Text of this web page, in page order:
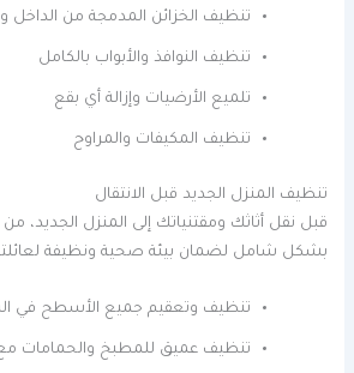
تنظيف الخزائن المدمجة من الداخل
تنظيف النوافذ والأبواب بالكامل
تلميع الأرضيات وإزالة أي بقع
تنظيف المكيفات والمراوح
تنظيف المنزل الجديد قبل الانتقال
قبل نقل أثاثك ومقتنياتك إلى المنزل الجديد،
بشكل شامل لضمان بيئة صحية ونظيفة
تنظيف وتعقيم جميع الأسطح في
تنظيف عميق للمطبخ والحمامات مع